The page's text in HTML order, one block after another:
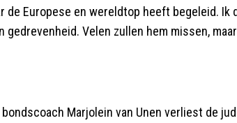
de Europese en wereldtop heeft begeleid. Ik
Velen zullen hem missen,
Marjolein van Unen verliest de